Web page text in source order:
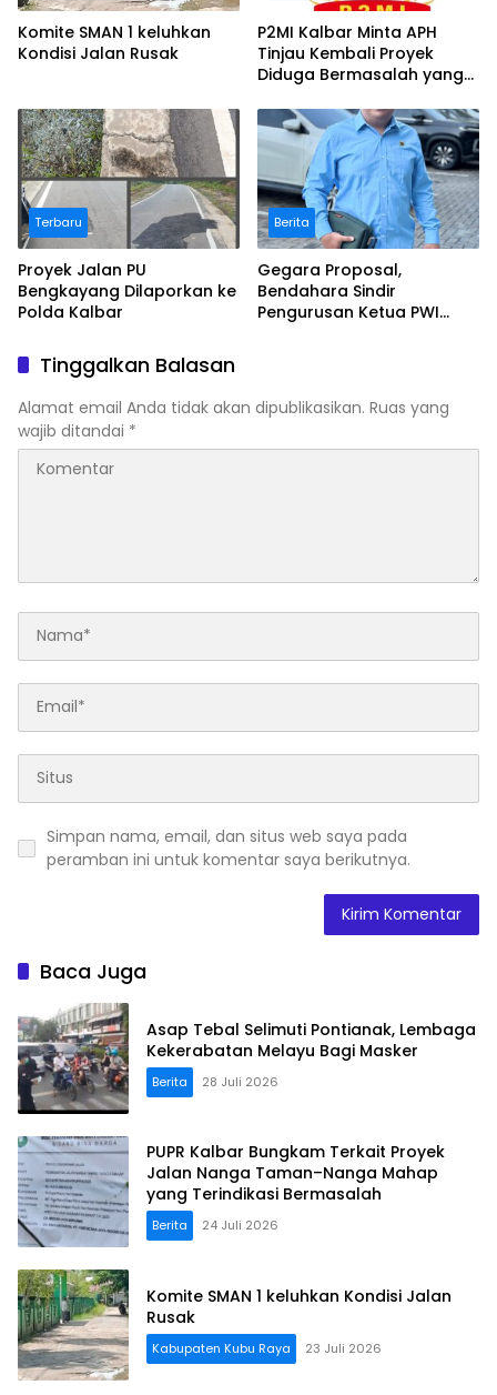
Komite SMAN 1 keluhkan
Kondisi Jalan Rusak
P2MI Kalbar Minta APH
Tinjau Kembali Proyek
Diduga Bermasalah yang
Terbaru
Proyek Jalan PU
Bengkayang Dilaporkan ke
Polda Kalbar
Berita
Gegara Proposal,
Bendahara Sindir
Pengurusan Ketua PWI
Tinggalkan Balasan
Alamat email Anda tidak akan dipublikasikan. Ruas yang
wajib ditandai *
Simpan nama, email, dan situs web saya pada
peramban ini untuk komentar saya berikutnya.
Baca Juga
Asap Tebal Selimuti Pontianak, Lembaga
Kekerabatan Melayu Bagi Masker
Berita 28 Juli 2026
PUPR Kalbar Bungkam Terkait Proyek
Jalan Nanga Taman–Nanga Mahap
yang Terindikasi Bermasalah
Berita 24 Juli 2026
Komite SMAN 1 keluhkan Kondisi Jalan
Rusak
Kabupaten Kubu Raya 23 Juli 2026